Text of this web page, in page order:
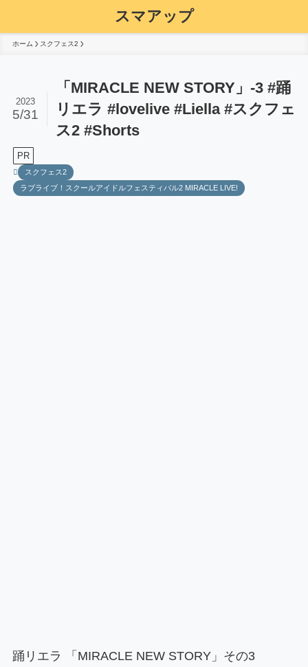
スマアップ
ホーム スクフェス2
「MIRACLE NEW STORY」-3 #踊
リエラ #lovelive #Liella #スクフェ
ス2 #Shorts
2023
5/31
PR
スクフェス2
ラブライブ！スクールアイドルフェスティバル2 MIRACLE LIVE!
踊リエラ 「MIRACLE NEW STORY」その3